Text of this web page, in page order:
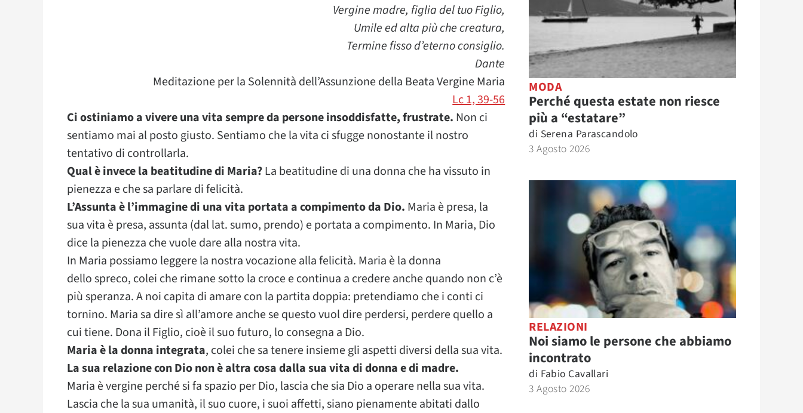
Vergine madre, figlia del tuo Figlio,
Umile ed alta più che creatura,
Termine fisso d’eterno consiglio.
Dante
Meditazione per la Solennità dell’Assunzione della Beata Vergine Maria
Lc 1, 39-56
Ci ostiniamo a vivere una vita sempre da persone insoddisfatte, frustrate. Non ci
sentiamo mai al posto giusto. Sentiamo che la vita ci sfugge nonostante il nostro
tentativo di controllarla.
Qual è invece la beatitudine di Maria?La beatitudine di una donna che ha vissuto in
pienezza e che sa parlare di felicità.
L’Assunta è l’immagine di una vita portata a compimento da Dio. Maria è presa, la
sua vita è presa, assunta (dal lat. sumo, prendo) e portata a compimento. In Maria, Dio
dice la pienezza che vuole dare alla nostra vita.
In Maria possiamo leggere la nostra vocazione alla felicità. Maria è la donna
dello spreco, colei che rimane sotto la croce e continua a credere anche quando non c’è
più speranza. A noi capita di amare con la partita doppia: pretendiamo che i conti ci
tornino. Maria sa dire sì all’amore anche se questo vuol dire perdersi, perdere quello a
cui tiene. Dona il Figlio, cioè il suo futuro, lo consegna a Dio.
Maria è la donna integrata, colei che sa tenere insieme gli aspetti diversi della sua vita.
La sua relazione con Dio non è altra cosa dalla sua vita di donna e di madre.
Maria è vergine perché si fa spazio per Dio, lascia che sia Dio a operare nella sua vita.
Lascia che la sua umanità, il suo cuore, i suoi affetti, siano pienamente abitati dallo
MODA
Perché questa estate non riesce
più a “estatare”
di Serena Parascandolo
3 Agosto 2026
RELAZIONI
Noi siamo le persone che abbiamo
incontrato
di Fabio Cavallari
3 Agosto 2026